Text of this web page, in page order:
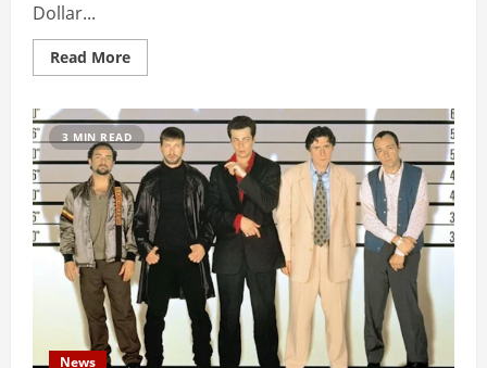
Dollar...
Read MoreRead
more
Pilgrim
vs.
The
World
wird
heute
als
Kultfilm
gefeiert
3 MIN READ
News